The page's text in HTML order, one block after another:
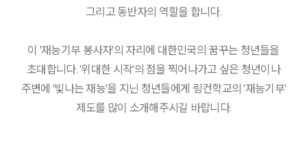
그리고 동반자의 역할을 합니다.
이 '재능기부 봉사자'의 자리에 대한민국의 꿈꾸는 청년들을
초대합니다. '위대한 시작'의 점을 찍어나가고 싶은 청년이나
주변에 '빛나는 재능'을 지닌 청년들에게 링컨학교의 '재능기부'
제도를 많이 소개해주시길 바랍니다.